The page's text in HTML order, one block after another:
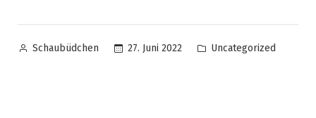
Schaubüdchen 27. Juni 2022 Uncategorized